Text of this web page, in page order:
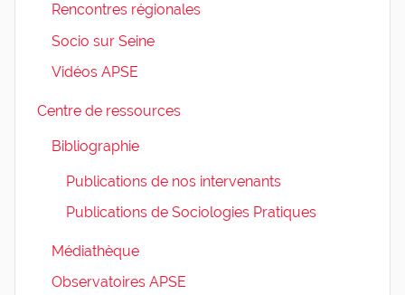
Rencontres régionales
Socio sur Seine
Vidéos APSE
Centre de ressources
Bibliographie
Publications de nos intervenants
Publications de Sociologies Pratiques
Médiathèque
Observatoires APSE